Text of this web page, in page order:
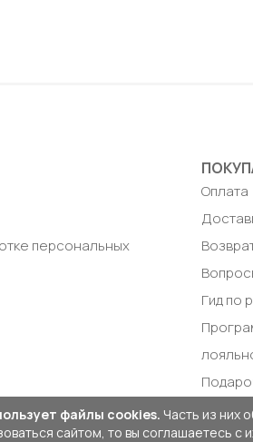
персональных
Оплата
Гид по
файлы cookies. Часть из них
сайтом, то вы соглашаетесь